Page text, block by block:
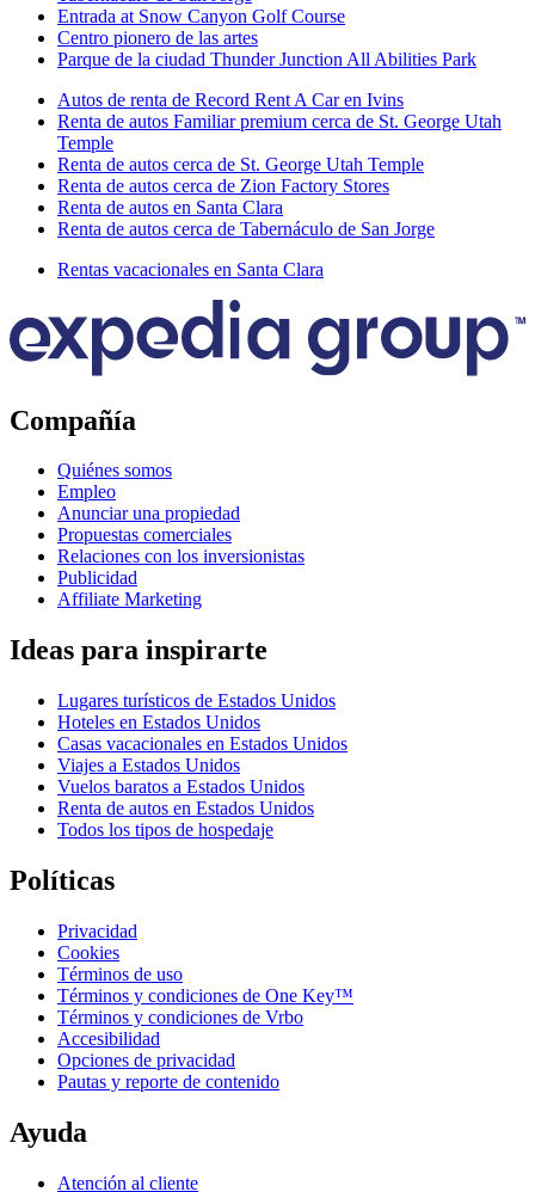
Entrada at Snow Canyon Golf Course
Centro pionero de las artes
Parque de la ciudad Thunder Junction All Abilities Park
Autos de renta de Record Rent A Car en Ivins
Renta de autos Familiar premium cerca de St. George Utah
Temple
Renta de autos cerca de St. George Utah Temple
Renta de autos cerca de Zion Factory Stores
Renta de autos en Santa Clara
Renta de autos cerca de Tabernáculo de San Jorge
Rentas vacacionales en Santa Clara
Compañía
Quiénes somos
Empleo
Anunciar una propiedad
Propuestas comerciales
Relaciones con los inversionistas
Publicidad
Affiliate Marketing
Ideas para inspirarte
Lugares turísticos de Estados Unidos
Hoteles en Estados Unidos
Casas vacacionales en Estados Unidos
Viajes a Estados Unidos
Vuelos baratos a Estados Unidos
Renta de autos en Estados Unidos
Todos los tipos de hospedaje
Políticas
Privacidad
Cookies
Términos de uso
Términos y condiciones de One Key™
Términos y condiciones de Vrbo
Accesibilidad
Opciones de privacidad
Pautas y reporte de contenido
Ayuda
Atención al cliente